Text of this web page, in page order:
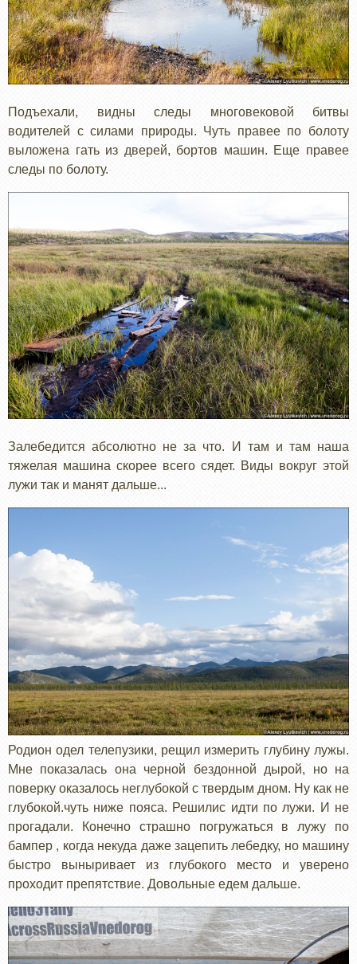
Подъехали, видны следы многовековой битвы
водителей с силами природы. Чуть правее по болоту
выложена гать из дверей, бортов машин. Еще правее
следы по болоту.
Залебедится абсолютно не за что. И там и там наша
тяжелая машина скорее всего сядет. Виды вокруг этой
лужи так и манят дальше...
Родион одел телепузики, рещил измерить глубину лужы.
Мне показалась она черной бездонной дырой, но на
поверку оказалось неглубокой с твердым дном. Ну как не
глубокой.чуть ниже пояса. Решилис идти по лужи. И не
прогадали. Конечно страшно погружаться в лужу по
бампер , когда некуда даже зацепить лебедку, но машину
быстро выныривает из глубокого место и уверено
проходит препятствие. Довольные едем дальше.